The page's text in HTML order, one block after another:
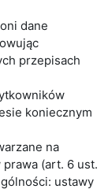
dane
przepisach
koniecznym
na
(art. 6 ust.
ustawy